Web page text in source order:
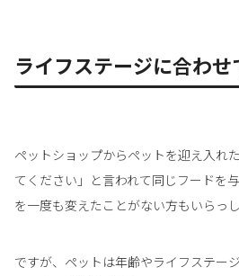
ライフステージに合わせ
ペットショップからペットを迎え入れ
てください」と言われて同じフードを
を一度も変えたことがない方もいらっ
ですが、ペットは年齢やライフステー